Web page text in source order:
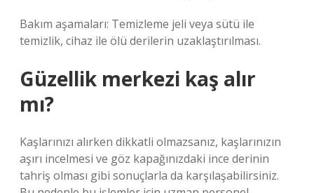
Bakım aşamaları: Temizleme jeli veya sütü ile
temizlik, cihaz ile ölü derilerin uzaklaştırılması.
Güzellik merkezi kaş alır
mı?
Kaşlarınızı alırken dikkatli olmazsanız, kaşlarınızın
aşırı incelmesi ve göz kapağınızdaki ince derinin
tahriş olması gibi sonuçlarla da karşılaşabilirsiniz.